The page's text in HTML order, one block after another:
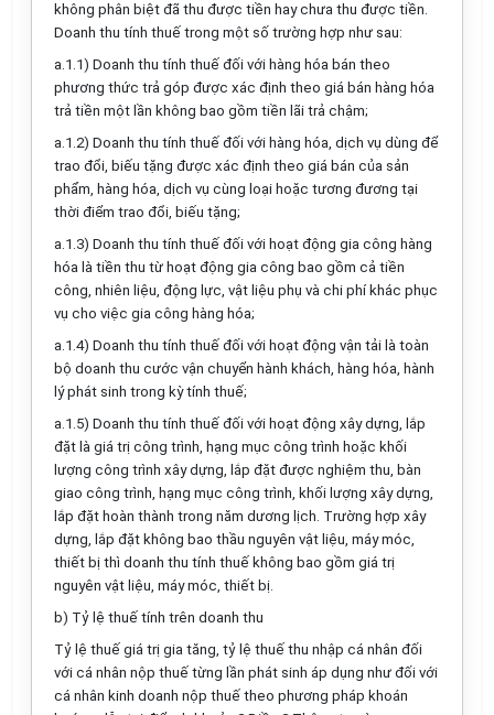
không phân biệt đã thu được tiền hay chưa thu được tiền.
Doanh thu tính thuế trong một số trường hợp như sau:
a.1.1) Doanh thu tính thuế đối với hàng hóa bán theo
phương thức trả góp được xác định theo giá bán hàng hóa
trả tiền một lần không bao gồm tiền lãi trả chậm;
a.1.2) Doanh thu tính thuế đối với hàng hóa, dịch vụ dùng để
trao đổi, biếu tặng được xác định theo giá bán của sản
phẩm, hàng hóa, dịch vụ cùng loại hoặc tương đương tại
thời điểm trao đổi, biếu tặng;
a.1.3) Doanh thu tính thuế đối với hoạt động gia công hàng
hóa là tiền thu từ hoạt động gia công bao gồm cả tiền
công, nhiên liệu, động lực, vật liệu phụ và chi phí khác phục
vụ cho việc gia công hàng hóa;
a.1.4) Doanh thu tính thuế đối với hoạt động vận tải là toàn
bộ doanh thu cước vận chuyển hành khách, hàng hóa, hành
lý phát sinh trong kỳ tính thuế;
a.1.5) Doanh thu tính thuế đối với hoạt động xây dựng, lắp
đặt là giá trị công trình, hạng mục công trình hoặc khối
lượng công trình xây dựng, lắp đặt được nghiệm thu, bàn
giao công trình, hạng mục công trình, khối lượng xây dựng,
lắp đặt hoàn thành trong năm dương lịch. Trường hợp xây
dựng, lắp đặt không bao thầu nguyên vật liệu, máy móc,
thiết bị thì doanh thu tính thuế không bao gồm giá trị
nguyên vật liệu, máy móc, thiết bị.
b) Tỷ lệ thuế tính trên doanh thu
Tỷ lệ thuế giá trị gia tăng, tỷ lệ thuế thu nhập cá nhân đối
với cá nhân nộp thuế từng lần phát sinh áp dụng như đối với
cá nhân kinh doanh nộp thuế theo phương pháp khoán